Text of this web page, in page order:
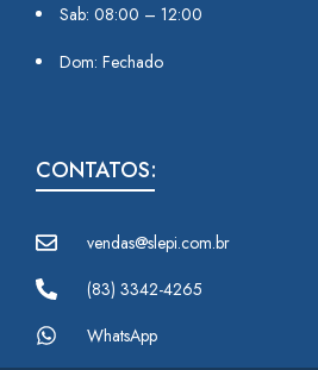
Sab: 08:00 – 12:00
Dom: Fechado
CONTATOS:
vendas@slepi.com.br
(83) 3342-4265
WhatsApp